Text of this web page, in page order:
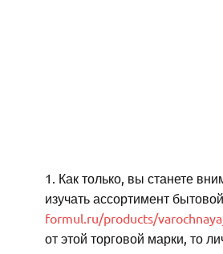
Как только, вы станете
изучать ассортимент
formul.ru/products/
от этой торговой марки, то